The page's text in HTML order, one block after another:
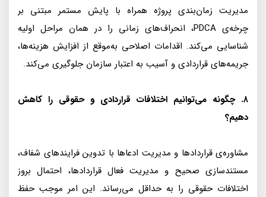
مدیریت زمان‌بندی پروژه همراه با پایش مستمر مبتنی بر
چرخه‌ی PDCA، انحراف‌های زمانی را در همان مراحل اولیه
شناسایی می‌کند. اقدامات اصلاحی به‌موقع از افزایش هزینه‌ها،
جریمه‌های قراردادی و آسیب به اعتبار سازمان جلوگیری می‌کند.
۸. چگونه می‌توانیم اختلافات قراردادی و حقوقی را کاهش
دهیم؟
مشاوره‌ی قراردادها و مدیریت ادعاها با تدوین فرایندهای شفاف،
مستندسازی صحیح و مدیریت فعال قراردادها، احتمال بروز
اختلافات حقوقی را به حداقل می‌رساند. این امر موجب حفظ